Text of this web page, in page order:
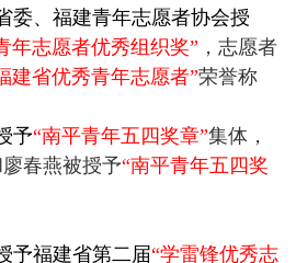
委、福建青年志愿者协会授
年志愿者优秀组织奖” ，志愿者
建省优秀青年志愿者”荣誉称
予“南平青年五四奖章”集体，
春燕被授予“南平青年五四奖
予福建省第二届“学雷锋优秀志